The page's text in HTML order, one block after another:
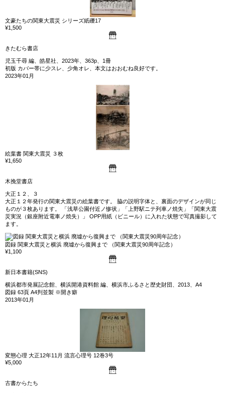
文豪たちの関東大震災 シリーズ紙礫17
¥1,500
きたむら書店
児玉千尋 編、皓星社、2023年、363p、1冊
初版 カバー帯に少スレ、少角オレ、本文はおおむね良好です。
2023年01月
絵葉書 関東大震災 ３枚
¥1,650
木挽堂書店
大正１２、３
大正１２年発行の関東大震災の絵葉書です。 脇の説明字体と、裏面のデザインが同じ
ものが３枚あります。 「浅草公園付近ノ惨状」「上野駅ニテ列車ノ焼失」「関東大震
災実況（銀座附近電車ノ焼失）」 OPP用紙（ビニール）に入れた状態で写真撮影して
ます。
図録 関東大震災と横浜 廃墟から復興まで （関東大震災90周年記念）
¥1,100
新日本書籍(SNS)
横浜都市発展記念館、横浜開港資料館 編、横浜市ふるさと歴史財団、2013、A4
図録 63頁 A4判並製 ※開き癖
2013年01月
変態心理 大正12年11月 流言心理号 12巻3号
¥5,000
古書からたち